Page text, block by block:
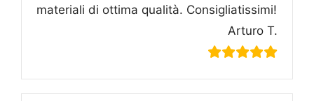
materiali di ottima qualità. Consigliatissimi!
Arturo T.